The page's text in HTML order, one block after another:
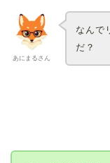
あにまるさん
なんで
だ？